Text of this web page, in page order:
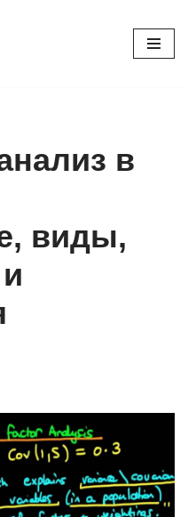
в
виды,